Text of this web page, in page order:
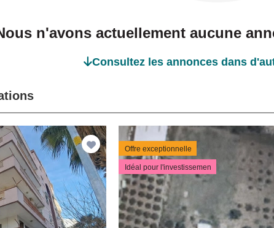
n'avons actuellement aucune
Consultez les annonces dans
Offre exceptionnelle
Idéal pour l'investissemen